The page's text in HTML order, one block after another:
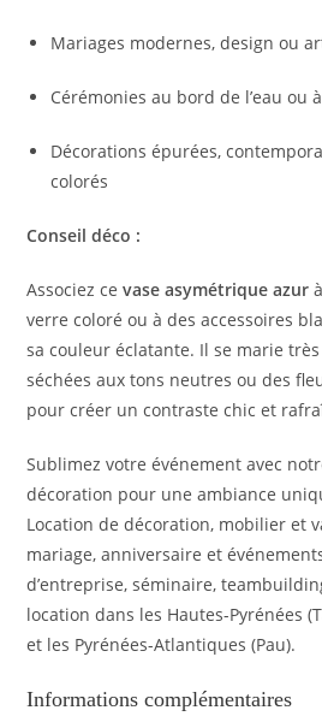
Mariages modernes, design ou
Cérémonies au bord de l’eau ou
Décorations épurées,
colorés
Conseil déco :
Associez cevase asymétrique azur
verre coloré ou à des accessoires
sa couleur éclatante. Il se marie
séchées aux tons neutres ou des
pour créer un contraste chic et
Sublimez votre événement avec
décoration pour une ambiance
Location de décoration, mobilier et
mariage, anniversaire et
d’entreprise, séminaire,
location dans les Hautes-Pyrénées
et les Pyrénées-Atlantiques (Pau).
Informations complémentaires